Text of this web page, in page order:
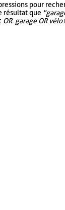
pour
résultat que
OR. garage OR vélo